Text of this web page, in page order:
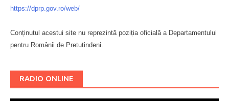
https://dprp.gov.ro/web/
Conținutul acestui site nu reprezintă poziția oficială a Departamentului
pentru Românii de Pretutindeni.
RADIO ONLINE